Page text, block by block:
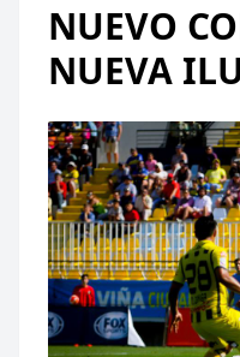
NUEVO
NUEVA